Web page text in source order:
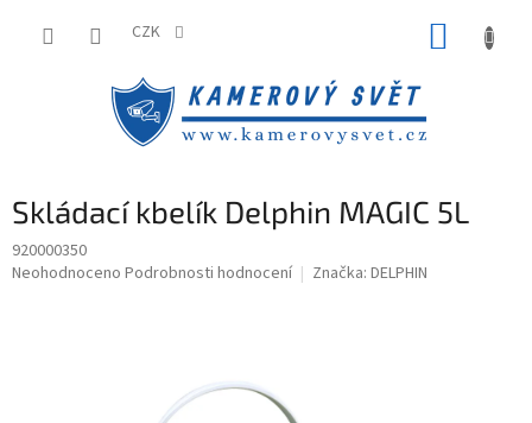
CZK
Skládací kbelík Delphin MAGIC 5L
920000350
Průměrné
Neohodnoceno Podrobnosti hodnocení Značka: DELPHIN